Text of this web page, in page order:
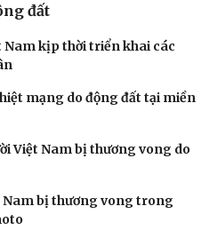
đất
Nam kịp thời triển khai các
mạng do động đất tại miền
Việt Nam bị thương vong do
Nam bị thương vong trong